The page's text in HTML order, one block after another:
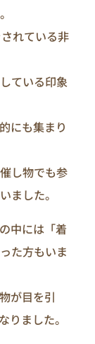
れている非
ている印象
にも集まり
し物でも参
ました。
中には「着
た方もいま
が目を引
りました。